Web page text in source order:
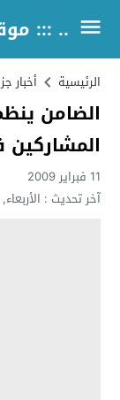
.. :::
الرئيسية أخبار
الضامن
11 فبراير 2009
آخر تحديث : الأربعاء, 11 فبراير, 2009 - 11:56 صباحًا